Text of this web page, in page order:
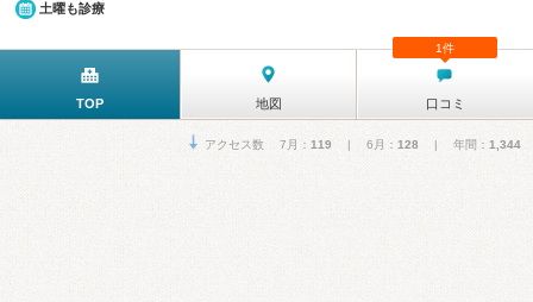
土曜も診療
TOP 地図 口コミ
1件
アクセス数 7月： 119 | 6月： 128 | 年間： 1,344